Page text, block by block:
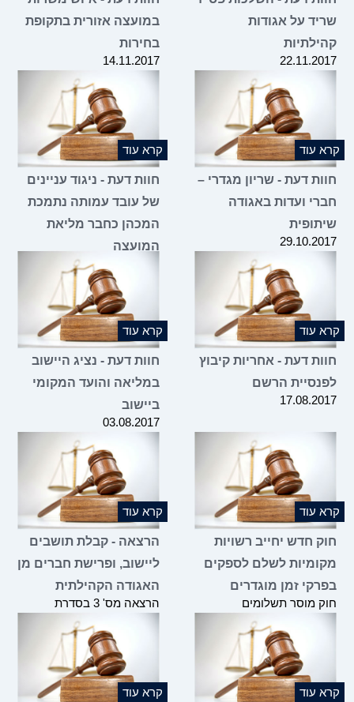
שריד על אגודות
קהילתיות
22.11.2017
במועצה אזורית בתקופת
בחירות
14.11.2017
קרא עוד
חוות דעת - שריון מגדרי –
חברי ועדות באגודה
שיתופית
29.10.2017
קרא עוד
חוות דעת - ניגוד עניינים
של עובד עמותה נתמכת
המכהן כחבר מליאת
המועצה
קרא עוד
חוות דעת - אחריות קיבוץ
לפנסיית הרשם
17.08.2017
קרא עוד
חוות דעת - נציג היישוב
במליאה והועד המקומי
ביישוב
03.08.2017
קרא עוד
חוק חדש יחייב רשויות
מקומיות לשלם לספקים
בפרקי זמן מוגדרים
חוק מוסר תשלומים
תשע"ז-2017, והשלכותיו על
רשויות מקומיות
קרא עוד
הרצאה - קבלת תושבים
ליישוב, ופרישת חברים מן
האגודה הקהילתית
הרצאה מס' 3 בסדרת
ההרצאות שהועברה
במסגרת הקורס "היבטים
בניהול היישוב הכפרי", אשר
הועבר ע"י משרדנו בשיתוף
תנועת אור ומשרד הכלכלה
במרץ 2017
קרא עוד קרא עוד